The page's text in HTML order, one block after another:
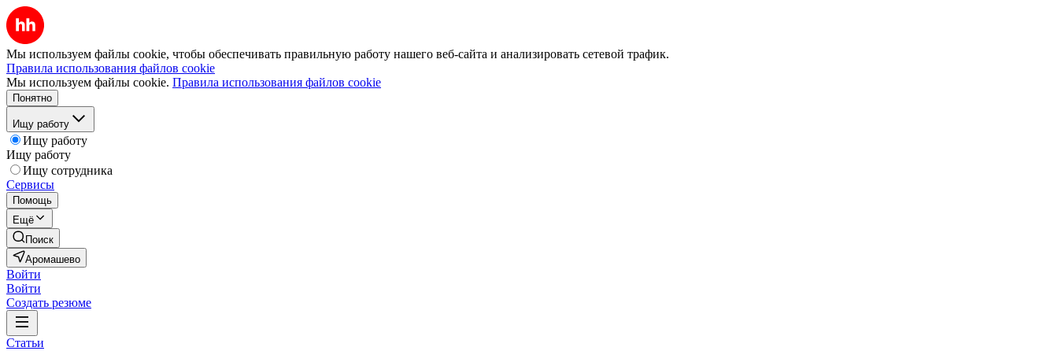
Мы используем файлы cookie, чтобы обеспечивать правильную работу нашего веб-сайта и анализировать сетевой трафик.
Правила использования файлов cookie
Мы используем файлы cookie. Правила использования файлов cookie
Понятно
Ищу работу
Ищу работу
Ищу работу
Ищу сотрудника
Сервисы
Помощь
Ещё
Поиск
Аромашево
Войти
Войти
Создать резюме
Статьи